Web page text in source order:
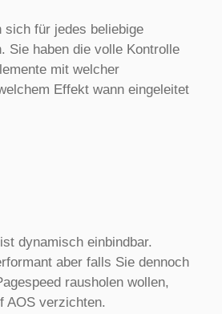
sich für jedes beliebige
Sie haben die volle Kontrolle
mit welcher
Effekt wann eingeleitet
dynamisch einbindbar.
aber falls Sie dennoch
rausholen wollen,
AOS verzichten.